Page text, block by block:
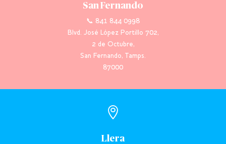
San Fernando
📞 841 844 0998
Blvd. José López Portillo 702,
2 de Octubre,
San Fernando, Tamps.
87000

Llera